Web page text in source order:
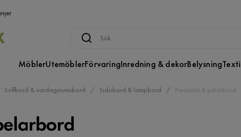
MöblerUtemöblerFörvaringInredning & dekorBelysning
Soffbord & vardagsrumsbord Sidobord & lampbord Piedestal & pelarbord